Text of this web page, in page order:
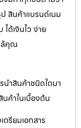
สินค้าแบรนด์เนม
ด้เงินไว ง่าย
ล้คุณ
นำสินค้าชนิดใดมา
นค้าในเบื้องต้น
รียมเอกสาร